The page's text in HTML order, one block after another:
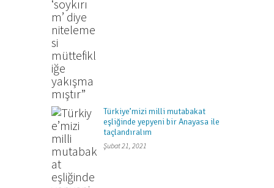
Türkiye’mizi milli mutabakat
eşliğinde yepyeni bir Anayasa ile
taçlandıralım
Şubat 21, 2021